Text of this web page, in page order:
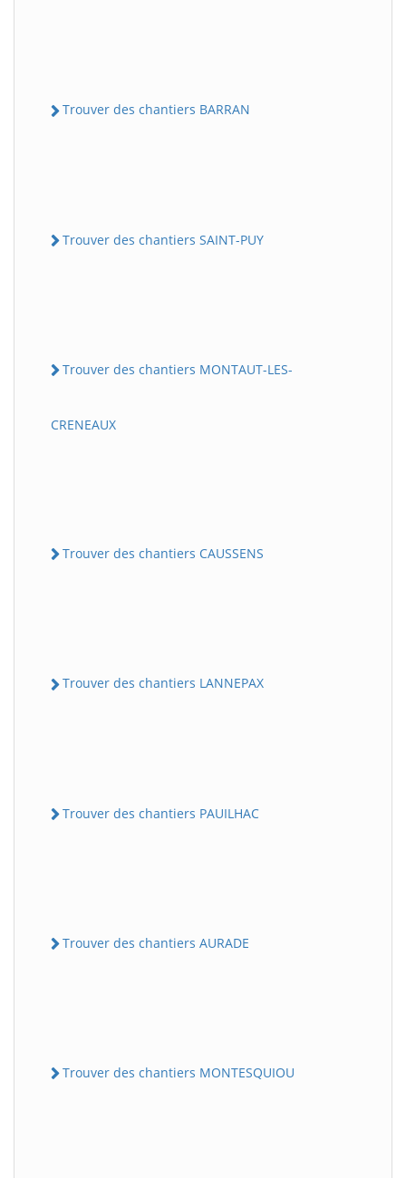
Trouver des chantiers BARRAN
Trouver des chantiers SAINT-PUY
Trouver des chantiers MONTAUT-LES-
CRENEAUX
Trouver des chantiers CAUSSENS
Trouver des chantiers LANNEPAX
Trouver des chantiers PAUILHAC
Trouver des chantiers AURADE
Trouver des chantiers MONTESQUIOU